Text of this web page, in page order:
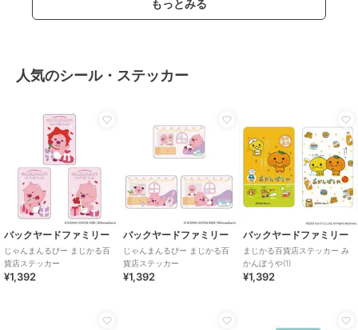
もっとみる
人気のシール・ステッカー
バックヤードファミリー
じゃんまんるぴー まじかる百
貨店ステッカー
¥1,392
バックヤードファミリー
じゃんまんるぴー まじかる百
貨店ステッカー
¥1,392
バックヤードファミリー
まじかる百貨店ステッカー み
かんぼうや(1)
¥1,392